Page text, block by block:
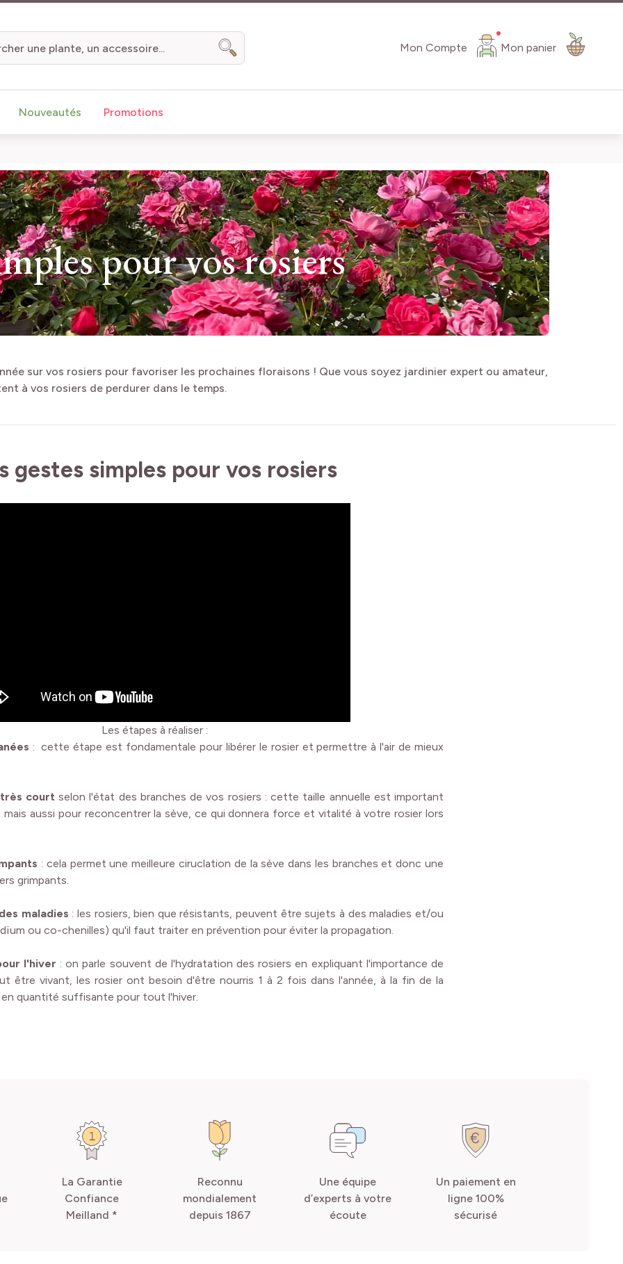
Mon Compte Mon panier
Nouveautés Promotions
Chercher
pour vos rosiers
sur vos rosiers pour favoriser les prochaines floraisons ! Que vous soyez jardinier expert ou amateur,
à vos rosiers de perdurer dans le temps.
gestes simples pour vos rosiers
Les étapes à réaliser :
: cette étape est fondamentale pour libérer le rosier et permettre à l'air de mieux
court selon l'état des branches de vos rosiers : cette taille annuelle est important
mais aussi pour reconcentrer la sève, ce qui donnera force et vitalité à votre rosier lors
: cela permet une meilleure ciruclation de la sève dans les branches et donc une
grimpants.
maladies : les rosiers, bien que résistants, peuvent être sujets à des maladies et/ou
ou co-chenilles) qu'il faut traiter en prévention pour éviter la propagation.
l'hiver : on parle souvent de l'hydratation des rosiers en expliquant l'importance de
être vivant, les rosier ont besoin d'être nourris 1 à 2 fois dans l'année, à la fin de la
en quantité suffisante pour tout l'hiver.
La Garantie
Confiance
Meilland *
Reconnu
mondialement
depuis 1867
Une équipe
d’experts à votre
écoute
Un paiement en
ligne 100%
sécurisé